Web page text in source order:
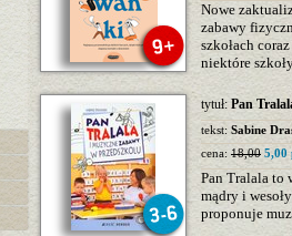
Nowe
zabawy
szkołach
niektóre
tytuł: Pan
tekst: Sabine
cena: 18,00 5,00
Pan Tralala to
mądry i
proponuje